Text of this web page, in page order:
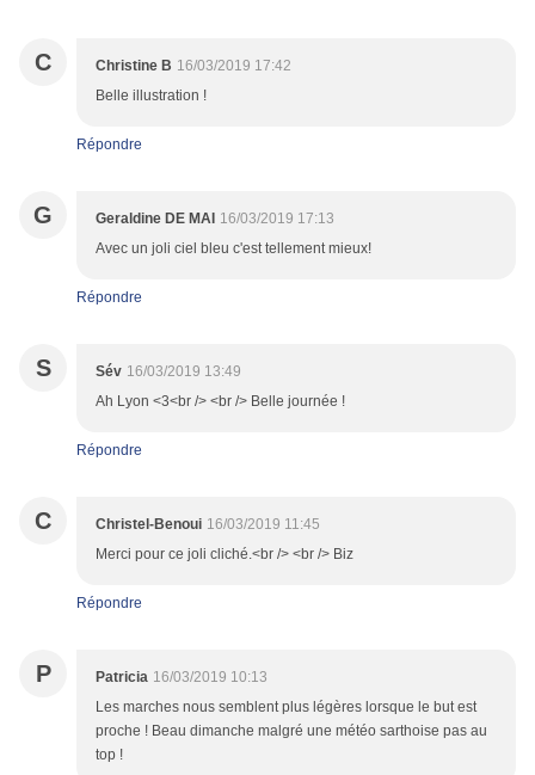
C Christine B 16/03/2019 17:42
Belle illustration !
Répondre
G Geraldine DE MAI 16/03/2019 17:13
Avec un joli ciel bleu c'est tellement mieux!
Répondre
S Sév 16/03/2019 13:49
Ah Lyon <3<br /> <br /> Belle journée !
Répondre
C Christel-Benoui 16/03/2019 11:45
Merci pour ce joli cliché.<br /> <br /> Biz
Répondre
P Patricia 16/03/2019 10:13
Les marches nous semblent plus légères lorsque le but est
proche ! Beau dimanche malgré une météo sarthoise pas au
top !